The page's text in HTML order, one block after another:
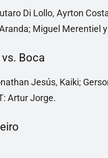
Di Lollo, Ayrton
Miguel Merentiel
Boca
Jesús, Kaiki;
Artur Jorge.